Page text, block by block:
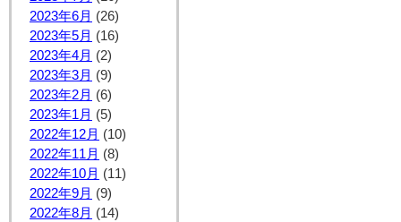
2023年6月 (26)
2023年5月 (16)
2023年4月 (2)
2023年3月 (9)
2023年2月 (6)
2023年1月 (5)
2022年12月 (10)
2022年11月 (8)
2022年10月 (11)
2022年9月 (9)
2022年8月 (14)